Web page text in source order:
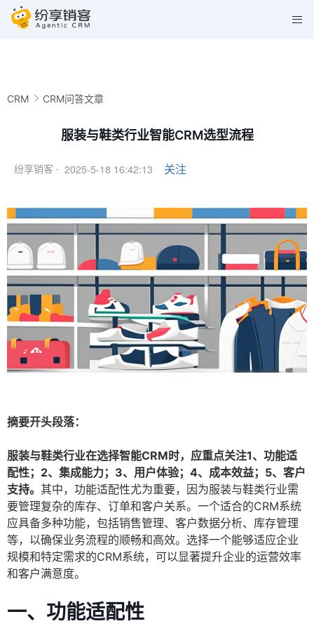
CRM CRM问答文章
服装与鞋类行业智能CRM选型流程
纷享销客 · 2025-5-18 16:42:13 关注
摘要开头段落：
服装与鞋类行业在选择智能CRM时，应重点关注1、功能适
配性；2、集成能力；3、用户体验；4、成本效益；5、客户
支持。 其中，功能适配性尤为重要，因为服装与鞋类行业需
要管理复杂的库存、订单和客户关系。一个适合的CRM系统
应具备多种功能，包括销售管理、客户数据分析、库存管理
等，以确保业务流程的顺畅和高效。选择一个能够适应企业
规模和特定需求的CRM系统，可以显著提升企业的运营效率
和客户满意度。
一、功能适配性